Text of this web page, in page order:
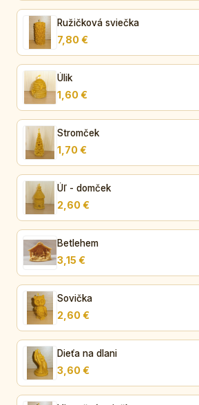
Ružičková sviečka
7,80 €
Úlik
1,60 €
Stromček
1,70 €
Úľ - domček
2,60 €
Betlehem
3,15 €
Sovička
2,60 €
Dieťa na dlani
3,60 €